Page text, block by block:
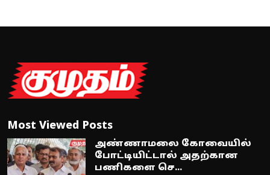
Most Viewed Posts
அண்ணாமலை கோவையில்
போட்டியிட்டால் அதற்கான
பணிகளை செ...